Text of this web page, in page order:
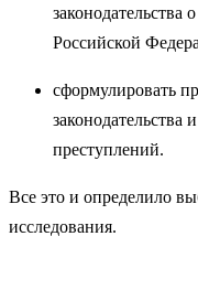
законодательства
Российской
сформулировать
преступлений.
Все это и определило
исследования.